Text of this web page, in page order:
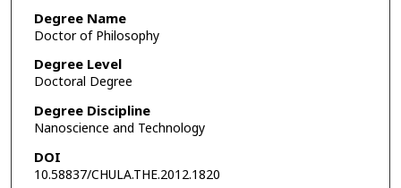
Degree Name
Doctor of Philosophy
Degree Level
Doctoral Degree
Degree Discipline
Nanoscience and Technology
DOI
10.58837/CHULA.THE.2012.1820